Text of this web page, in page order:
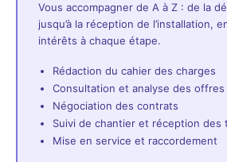
Vous accompagner de A à Z : de la
jusqu’à la réception de l’installation,
intérêts à chaque étape.
Rédaction du cahier des charges
Consultation et analyse des
Négociation des contrats
Suivi de chantier et réception des
Mise en service et raccordement